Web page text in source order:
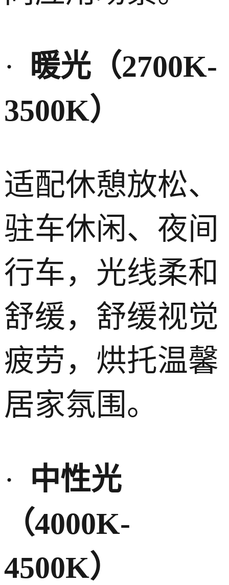
· 暖光（2700K-
3500K）
适配休憩放松、
驻车休闲、夜间
行车，光线柔和
舒缓，舒缓视觉
疲劳，烘托温馨
居家氛围。
· 中性光
（4000K-
4500K）